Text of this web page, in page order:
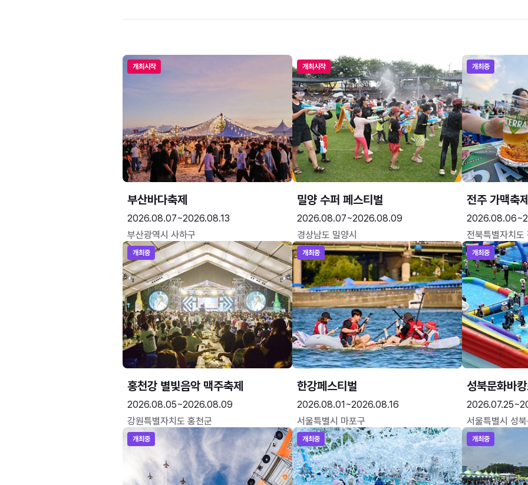
개최시작
부산바다축제
2026.08.07~2026.08.13
부산광역시 사하구
개최시작
밀양 수퍼 페스티벌
2026.08.07~2026.08.09
경상남도 밀양시
개최중
전주 가맥축
전북특별자치도
개최중
홍천강 별빛음악 맥주축제
2026.08.05~2026.08.09
강원특별자치도 홍천군
개최중
한강페스티벌
2026.08.01~2026.08.16
서울특별시 마포구
개최중
성북문화바
서울특별시 성
개최중 개최중 개최중